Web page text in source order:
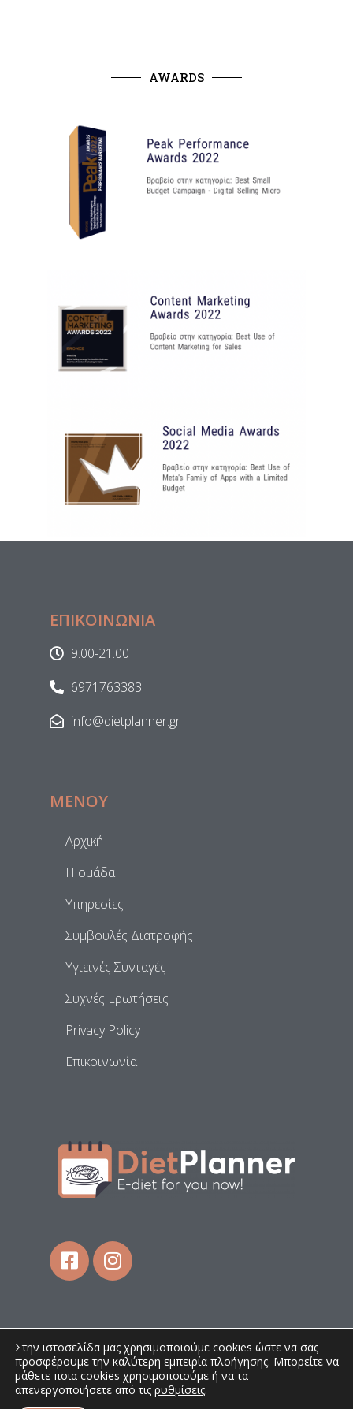
AWARDS
ΕΠΙΚΟΙΝΩΝΙΑ
9.00-21.00
6971763383
info@dietplanner.gr
ΜΕΝΟΥ
Αρχική
Η ομάδα
Υπηρεσίες
Συμβουλές Διατροφής
Υγιεινές Συνταγές
Συχνές Ερωτήσεις
Privacy Policy
Επικοινωνία
Στην ιστοσελίδα μας χρησιμοποιούμε cookies ώστε να σας
προσφέρουμε την καλύτερη εμπειρία πλοήγησης. Μπορείτε να
μάθετε ποια cookies χρησιμοποιούμε ή να τα
απενεργοποιήσετε από τις ρυθμίσεις.